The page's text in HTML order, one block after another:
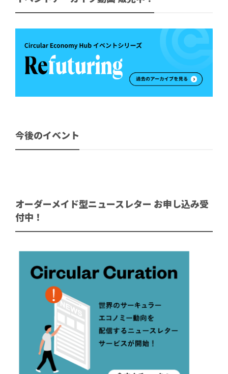
今後のイベント
オーダーメイド型ニュースレター お申し込み受
付中！